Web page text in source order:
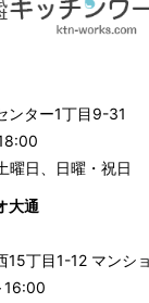
ンター1丁目9-31
曜日、日曜・祝日
大通
15丁目1-12 マンシ
16:00